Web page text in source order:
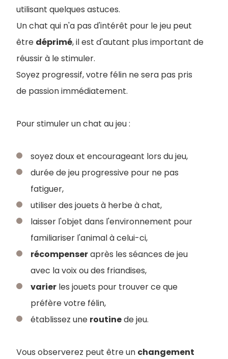
utilisant quelques astuces.
Un chat qui n'a pas d'intérêt pour le jeu peut
être déprimé, il est d'autant plus important de
réussir à le stimuler.
Soyez progressif, votre félin ne sera pas pris
de passion immédiatement.
Pour stimuler un chat au jeu :
soyez doux et encourageant lors du jeu,
durée de jeu progressive pour ne pas
fatiguer,
utiliser des jouets à herbe à chat,
laisser l'objet dans l'environnement pour
familiariser l'animal à celui-ci,
récompenseraprès les séances de jeu
avec la voix ou des friandises,
varier les jouets pour trouver ce que
préfère votre félin,
établissez une routinede jeu.
Vous observerez peut être un changement